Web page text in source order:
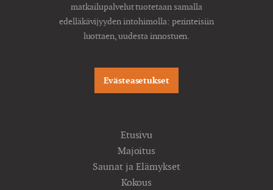
matkailupalvelut tuotetaan samalla
edelläkävijyyden intohimolla: perinteisiin
luottaen, uudesta innostuen.
Evästeasetukset
Etusivu
Majoitus
Saunat ja Elämykset
Kokous